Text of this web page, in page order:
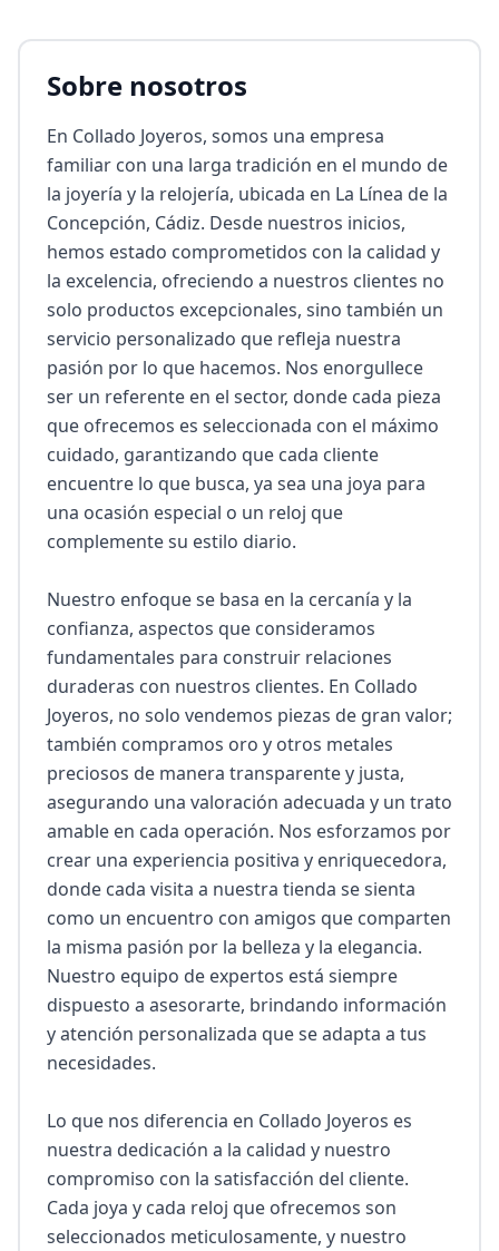
Sobre nosotros
En Collado Joyeros, somos una empresa
familiar con una larga tradición en el mundo de
la joyería y la relojería, ubicada en La Línea de la
Concepción, Cádiz. Desde nuestros inicios,
hemos estado comprometidos con la calidad y
la excelencia, ofreciendo a nuestros clientes no
solo productos excepcionales, sino también un
servicio personalizado que refleja nuestra
pasión por lo que hacemos. Nos enorgullece
ser un referente en el sector, donde cada pieza
que ofrecemos es seleccionada con el máximo
cuidado, garantizando que cada cliente
encuentre lo que busca, ya sea una joya para
una ocasión especial o un reloj que
complemente su estilo diario.
Nuestro enfoque se basa en la cercanía y la
confianza, aspectos que consideramos
fundamentales para construir relaciones
duraderas con nuestros clientes. En Collado
Joyeros, no solo vendemos piezas de gran valor;
también compramos oro y otros metales
preciosos de manera transparente y justa,
asegurando una valoración adecuada y un trato
amable en cada operación. Nos esforzamos por
crear una experiencia positiva y enriquecedora,
donde cada visita a nuestra tienda se sienta
como un encuentro con amigos que comparten
la misma pasión por la belleza y la elegancia.
Nuestro equipo de expertos está siempre
dispuesto a asesorarte, brindando información
y atención personalizada que se adapta a tus
necesidades.
Lo que nos diferencia en Collado Joyeros es
nuestra dedicación a la calidad y nuestro
compromiso con la satisfacción del cliente.
Cada joya y cada reloj que ofrecemos son
seleccionados meticulosamente, y nuestro